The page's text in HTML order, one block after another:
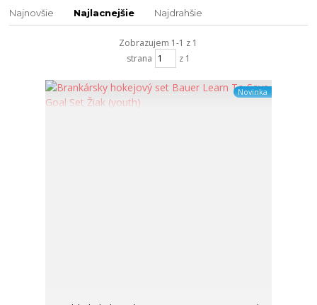
Najnovšie Najlacnejšie Najdrahšie
Zobrazujem 1-1 z 1
strana
z 1
Novinka